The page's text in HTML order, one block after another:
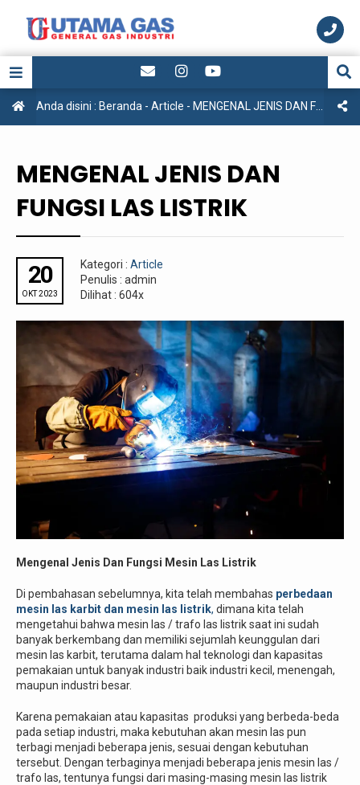
Anda disini : Beranda - Article - MENGENAL JENIS DAN FUNGSI LAS LISTRIK
MENGENAL JENIS DAN
FUNGSI LAS LISTRIK
20
OKT 2023
Kategori : Article
Penulis : admin
Dilihat : 604x
Mengenal Jenis Dan Fungsi Mesin Las Listrik
Di pembahasan sebelumnya, kita telah membahas perbedaan
mesin las karbit dan mesin las listrik, dimana kita telah
mengetahui bahwa mesin las / trafo las listrik saat ini sudah
banyak berkembang dan memiliki sejumlah keunggulan dari
mesin las karbit, terutama dalam hal teknologi dan kapasitas
pemakaian untuk banyak industri baik industri kecil, menengah,
maupun industri besar.
Karena pemakaian atau kapasitas produksi yang berbeda-beda
pada setiap industri, maka kebutuhan akan mesin las pun
terbagi menjadi beberapa jenis, sesuai dengan kebutuhan
tersebut. Dengan terbaginya menjadi beberapa jenis mesin las /
trafo las, tentunya fungsi dari masing-masing mesin las listrik